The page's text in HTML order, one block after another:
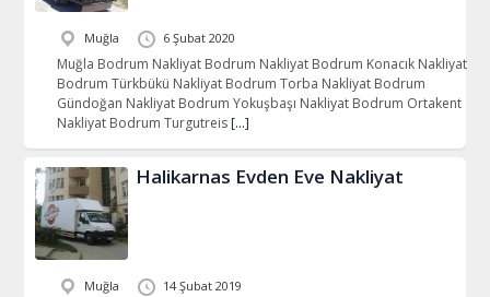
Muğla 6 Şubat 2020
Muğla Bodrum Nakliyat Bodrum Nakliyat Bodrum Konacık Nakliyat
Bodrum Türkbükü Nakliyat Bodrum Torba Nakliyat Bodrum
Gündoğan Nakliyat Bodrum Yokuşbaşı Nakliyat Bodrum Ortakent
Nakliyat Bodrum Turgutreis […]
Halikarnas Evden Eve Nakliyat
Muğla 14 Şubat 2019